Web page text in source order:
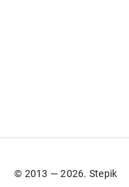
© 2013 — 2026. Stepik